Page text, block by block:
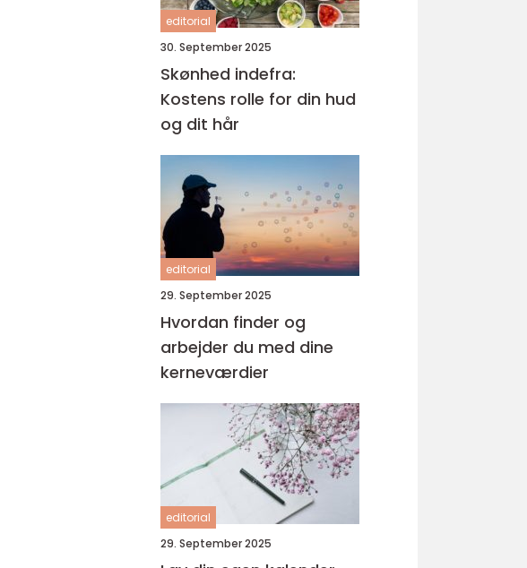
editorial
30. September 2025
Skønhed indefra:
Kostens rolle for din hud
og dit hår
editorial
29. September 2025
Hvordan finder og
arbejder du med dine
kerneværdier
editorial
29. September 2025